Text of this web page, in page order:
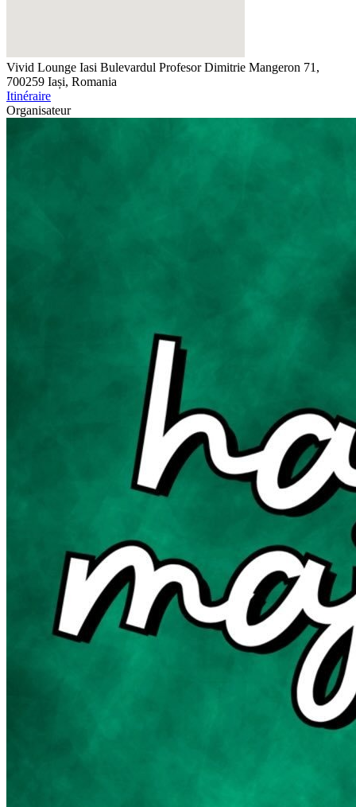
Vivid Lounge Iasi Bulevardul Profesor Dimitrie Mangeron 71,
700259 Iași, Romania
Itinéraire
Organisateur